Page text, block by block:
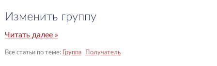
Изменить группу
Читать далее »
Группа Получатель